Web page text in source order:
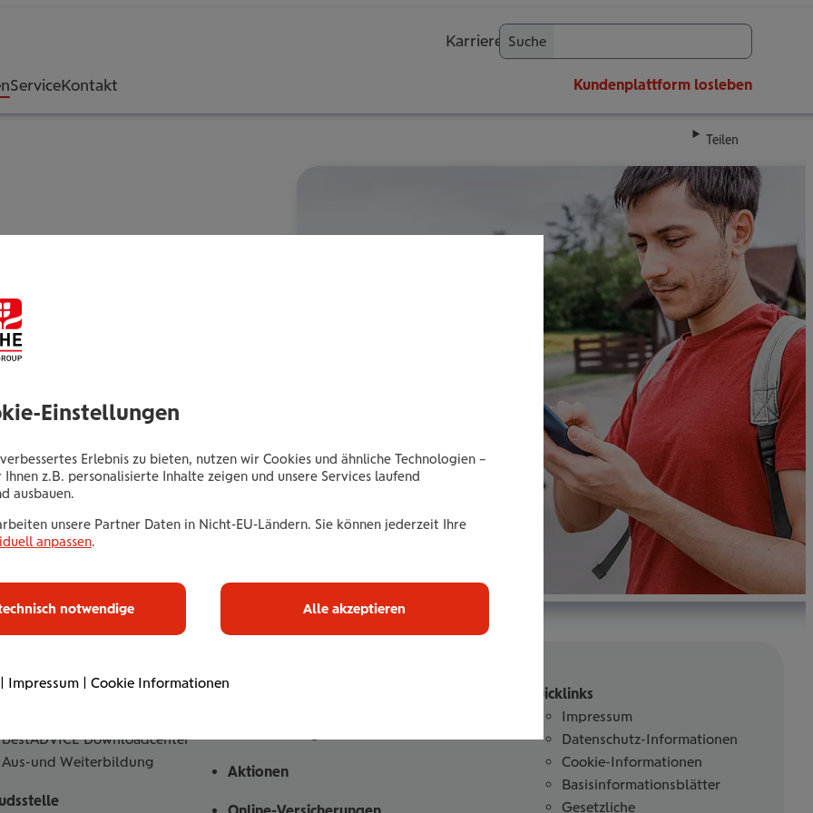
ServiceKontakt
Karriere Suche
Kundenplattform losleben
Teilen
Mobilität richtige
Fragen in der
für Sie.
bestADVICE Downloadcenter
Aus-und Weiterbildung
Aktionen
Quicklinks
Impressum
Datenschutz-Informationen
Cookie-Informationen
Basisinformationsblätter
Gesetzliche
Einstellungen
Erlebnis zu bieten, nutzen wir Cookies und ähnliche Technologien –
Ihnen z.B. personalisierte Inhalte zeigen und unsere Services laufend
ausbauen.
unsere Partner Daten in Nicht-EU-Ländern. Sie können jederzeit Ihre
anpassen.
notwendige Alle akzeptieren
| Impressum | Cookie Informationen